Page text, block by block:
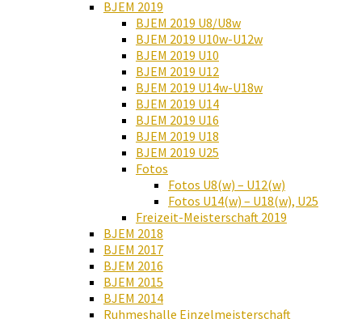
BJEM 2019
BJEM 2019 U8/U8w
BJEM 2019 U10w-U12w
BJEM 2019 U10
BJEM 2019 U12
BJEM 2019 U14w-U18w
BJEM 2019 U14
BJEM 2019 U16
BJEM 2019 U18
BJEM 2019 U25
Fotos
Fotos U8(w) – U12(w)
Fotos U14(w) – U18(w), U25
Freizeit-Meisterschaft 2019
BJEM 2018
BJEM 2017
BJEM 2016
BJEM 2015
BJEM 2014
Ruhmeshalle Einzelmeisterschaft